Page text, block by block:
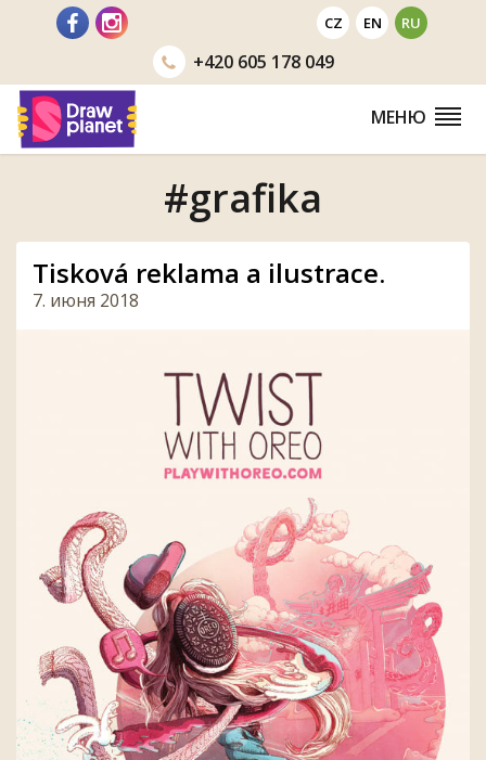
Перейти CZ EN RU
+420605 178 049
МЕНЮ
#grafika
Tisková reklama a ilustrace.
7. июня 2018